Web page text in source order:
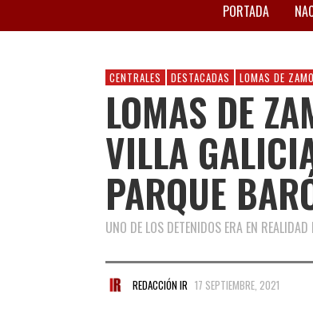
PORTADA
CENTRALES DESTACADAS LOMAS DE
LOMAS DE
VILLA
PARQUE
UNO DE LOS DETENIDOS ERA EN
REDACCIÓN IR 17 SEPTIEMBRE, 2021